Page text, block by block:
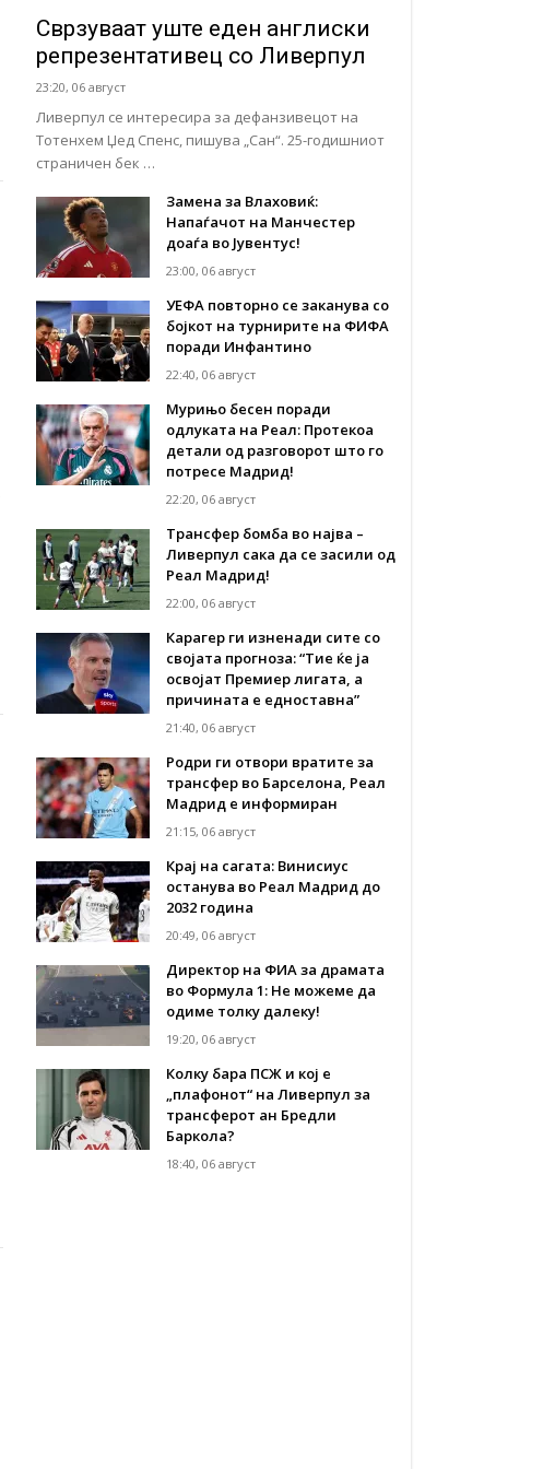
Сврзуваат уште еден англиски
репрезентативец со Ливерпул
23:20, 06 август
Ливерпул се интересира за дефанзивецот на
Тотенхем Џед Спенс, пишува „Сан“. 25-годишниот
страничен бек …
Замена за Влаховиќ:
Напаѓачот на Манчестер
доаѓа во Јувентус!
23:00, 06 август
УЕФА повторно се заканува со
бојкот на турнирите на ФИФА
поради Инфантино
22:40, 06 август
Мурињо бесен поради
одлуката на Реал: Протекоа
детали од разговорот што го
потресе Мадрид!
22:20, 06 август
Трансфер бомба во најва –
Ливерпул сака да се засили од
Реал Мадрид!
22:00, 06 август
Карагер ги изненади сите со
својата прогноза: “Тие ќе ја
освојат Премиер лигата, а
причината е едноставна”
21:40, 06 август
Родри ги отвори вратите за
трансфер во Барселона, Реал
Мадрид е информиран
21:15, 06 август
Крај на сагата: Винисиус
останува во Реал Мадрид до
2032 година
20:49, 06 август
Директор на ФИА за драмата
во Формула 1: Не можеме да
одиме толку далеку!
19:20, 06 август
Колку бара ПСЖ и кој е
„плафонот“ на Ливерпул за
трансферот ан Бредли
Баркола?
18:40, 06 август